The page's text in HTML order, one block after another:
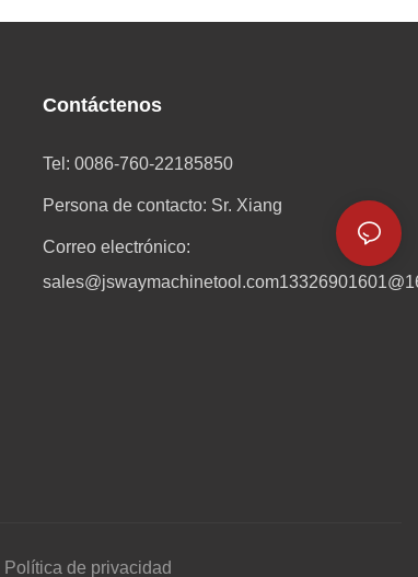
Contáctenos
Tel: 0086-760-22185850
Persona de contacto: Sr. Xiang
Correo electrónico:
sales@jswaymachinetool.com
Política de privacidad